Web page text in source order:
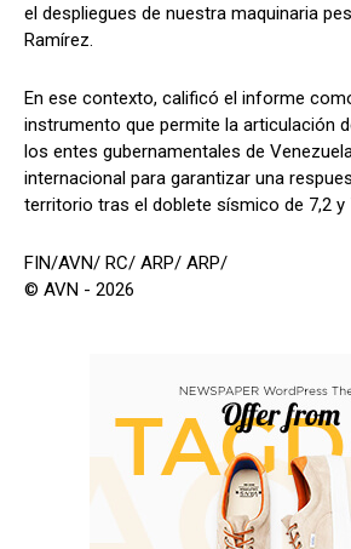
el despliegues de nuestra maquinaria
Ramírez.
En ese contexto, calificó el informe
instrumento que permite la articulación
los entes gubernamentales de
internacional para garantizar una
territorio tras el doblete sísmico de 7,2 y
FIN/AVN/ RC/ ARP/ ARP/
© AVN - 2026